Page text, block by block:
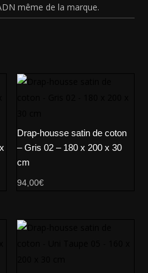
même de la marque.
Drap-housse satin de coton
– Gris 02 – 180 x 200 x 30
cm
94,00€